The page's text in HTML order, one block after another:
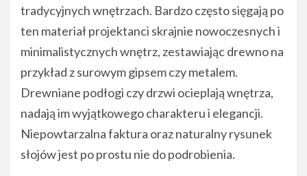
tradycyjnych wnętrzach. Bardzo często sięgają po
ten materiał projektanci skrajnie nowoczesnych i
minimalistycznych wnętrz, zestawiając drewno na
przykład z surowym gipsem czy metalem.
Drewniane podłogi czy drzwi ocieplają wnętrza,
nadają im wyjątkowego charakteru i elegancji.
Niepowtarzalna faktura oraz naturalny rysunek
słojów jest po prostu nie do podrobienia.